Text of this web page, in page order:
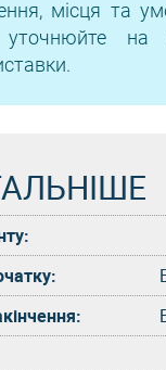
місця та
уточнюйте на